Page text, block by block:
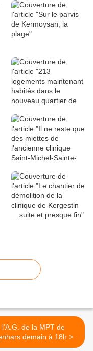
l'A.G. de la MPT de
Penhars demain à 18h >